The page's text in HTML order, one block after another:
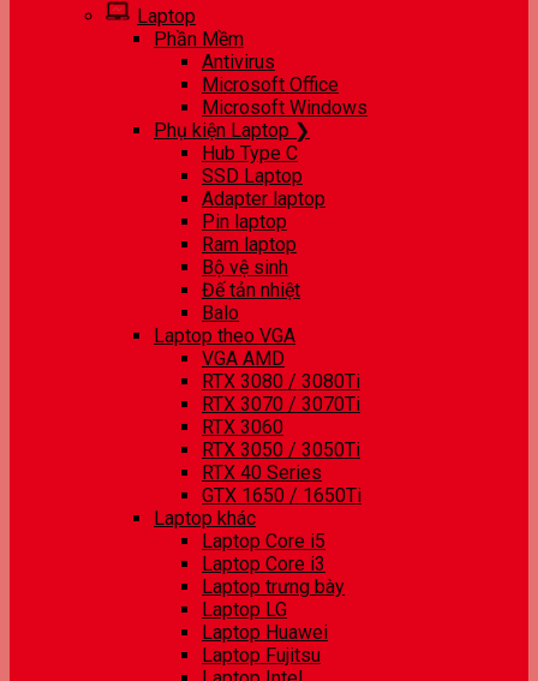
Laptop
Phần Mềm
Antivirus
Microsoft Office
Microsoft Windows
Phụ kiện Laptop ❯
Hub Type C
SSD Laptop
Adapter laptop
Pin laptop
Ram laptop
Bộ vệ sinh
Đế tản nhiệt
Balo
Laptop theo VGA
VGA AMD
RTX 3080 / 3080Ti
RTX 3070 / 3070Ti
RTX 3060
RTX 3050 / 3050Ti
RTX 40 Series
GTX 1650 / 1650Ti
Laptop khác
Laptop Core i5
Laptop Core i3
Laptop trưng bày
Laptop LG
Laptop Huawei
Laptop Fujitsu